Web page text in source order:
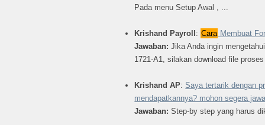
Pada menu Setup Awal , ...
Krishand Payroll: Cara Membuat
Jawaban:Jika Anda ingin
1721-A1, silakan download file
Krishand AP:Saya tertarik dengan
mendapatkannya? mohon segera
Jawaban:Step-by step yang harus